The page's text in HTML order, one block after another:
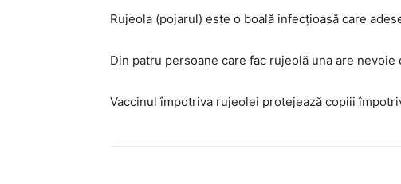
Rujeola (pojarul) este o boală infecţioasă care
Din patru persoane care fac rujeolă una are
Vaccinul împotriva rujeolei protejează copiii